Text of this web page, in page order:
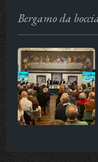
Bergamo da